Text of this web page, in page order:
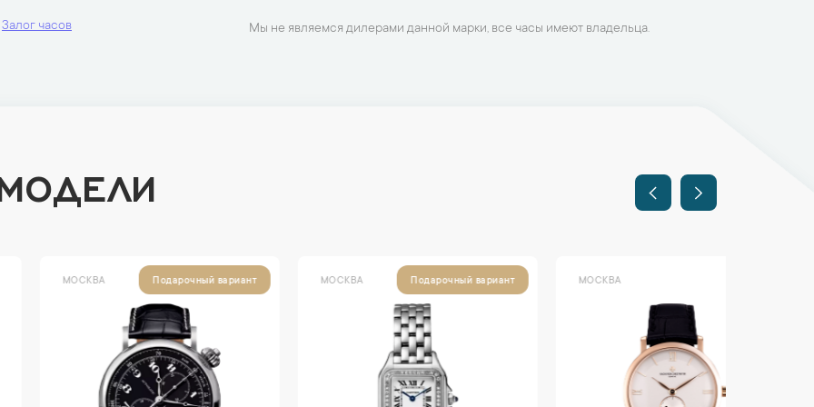
Залог часов Мы не являемся дилерами данной марки, все часы имеют владельца.
Подарочный вариант МОСКВА Подарочный вариант МОСКВА